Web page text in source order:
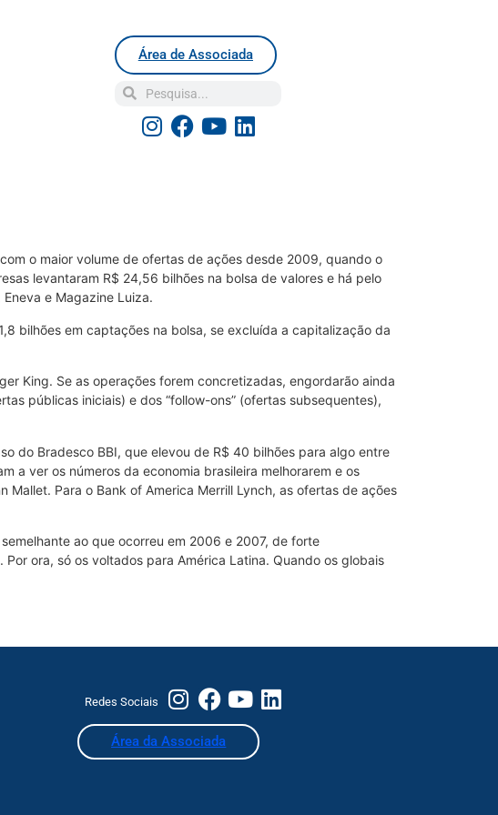
Área de Associada
o maior volume de ofertas de ações desde 2009, quando o
levantaram R$ 24,56 bilhões na bolsa de valores e há pelo
e Magazine Luiza.
bilhões em captações na bolsa, se excluída a capitalização da
King. Se as operações forem concretizadas, engordarão ainda
públicas iniciais) e dos “follow-ons” (ofertas subsequentes),
do Bradesco BBI, que elevou de R$ 40 bilhões para algo entre
a ver os números da economia brasileira melhorarem e os
Para o Bank of America Merrill Lynch, as ofertas de ações
ao que ocorreu em 2006 e 2007, de forte
ora, só os voltados para América Latina. Quando os globais
Redes Sociais
Área da Associada